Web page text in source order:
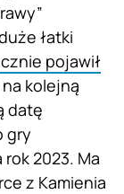
łatki
pojawił
kolejną
datę
gry
2023. Ma
z Kamienia